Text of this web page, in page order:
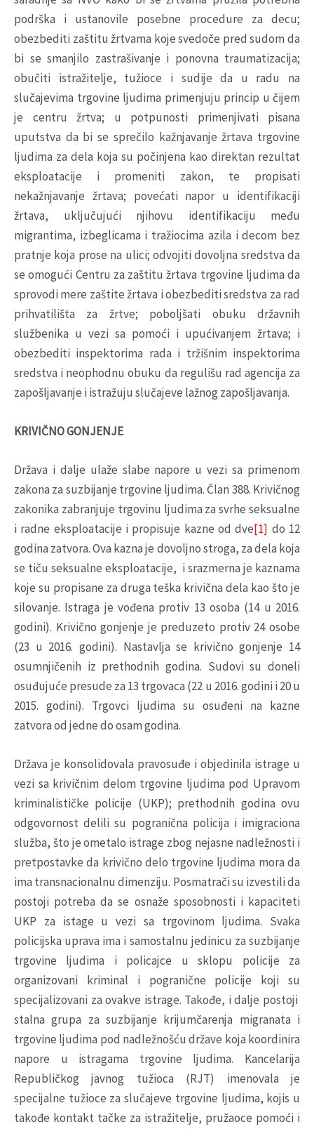
podrška i ustanovile posebne procedure za decu;
obezbediti zaštitu žrtvama koje svedoče pred sudom da
bi se smanjilo zastrašivanje i ponovna traumatizacija;
obučiti istražitelje, tužioce i sudije da u radu na
slučajevima trgovine ljudima primenjuju princip u čijem
je centru žrtva; u potpunosti primenjivati pisana
uputstva da bi se sprečilo kažnjavanje žrtava trgovine
ljudima za dela koja su počinjena kao direktan rezultat
eksploatacije i promeniti zakon, te propisati
nekažnjavanje žrtava; povećati napor u identifikaciji
žrtava, uključujući njihovu identifikaciju među
migrantima, izbeglicama i tražiocima azila i decom bez
pratnje koja prose na ulici; odvojiti dovoljna sredstva da
se omogući Centru za zaštitu žrtava trgovine ljudima da
sprovodi mere zaštite žrtava i obezbediti sredstva za rad
prihvatilišta za žrtve; poboljšati obuku državnih
službenika u vezi sa pomoći i upućivanjem žrtava; i
obezbediti inspektorima rada i tržišnim inspektorima
sredstva i neophodnu obuku da regulišu rad agencija za
zapošljavanje i istražuju slučajeve lažnog zapošljavanja.
KRIVIČNO GONJENJE
Država i dalje ulaže slabe napore u vezi sa primenom
zakona za suzbijanje trgovine ljudima. Član 388. Krivičnog
zakonika zabranjuje trgovinu ljudima za svrhe seksualne
i radne eksploatacije i propisuje kazne od dve[1] do 12
godina zatvora. Ova kazna je dovoljno stroga, za dela koja
se tiču seksualne eksploatacije, i srazmerna je kaznama
koje su propisane za druga teška krivična dela kao što je
silovanje. Istraga je vođena protiv 13 osoba (14 u 2016.
godini). Krivično gonjenje je preduzeto protiv 24 osobe
(23 u 2016. godini). Nastavlja se krivično gonjenje 14
osumnjičenih iz prethodnih godina. Sudovi su doneli
osuđujuće presude za 13 trgovaca (22 u 2016. godini i 20 u
2015. godini). Trgovci ljudima su osuđeni na kazne
zatvora od jedne do osam godina.
Država je konsolidovala pravosuđe i objedinila istrage u
vezi sa krivičnim delom trgovine ljudima pod Upravom
kriminalističke policije (UKP); prethodnih godina ovu
odgovornost delili su pogranična policija i imigraciona
služba, što je ometalo istrage zbog nejasne nadležnosti i
pretpostavke da krivično delo trgovine ljudima mora da
ima transnacionalnu dimenziju. Posmatrači su izvestili da
postoji potreba da se osnaže sposobnosti i kapaciteti
UKP za istage u vezi sa trgovinom ljudima. Svaka
policijska uprava ima i samostalnu jedinicu za suzbijanje
trgovine ljudima i policajce u sklopu policije za
organizovani kriminal i pogranične policije koji su
specijalizovani za ovakve istrage. Takođe, i dalje postoji
stalna grupa za suzbijanje krijumčarenja migranata i
trgovine ljudima pod nadležnošću države koja koordinira
napore u istragama trgovine ljudima. Kancelarija
Republičkog javnog tužioca (RJT) imenovala je
specijalne tužioce za slučajeve trgovine ljudima, kojis u
takođe kontakt tačke za istražitelje, pružaoce pomoći i